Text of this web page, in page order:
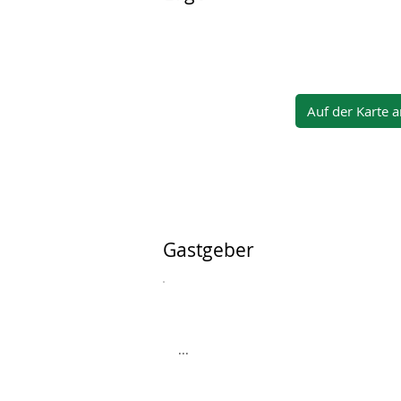
Auf der Karte
Gastgeber
...